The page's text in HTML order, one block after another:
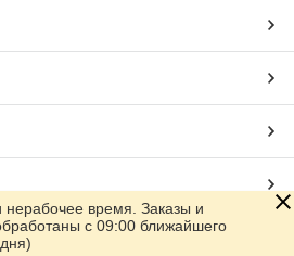
время. Заказы и
с 09:00 ближайшего